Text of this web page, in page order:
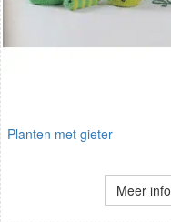
Planten met gieter
Meer info